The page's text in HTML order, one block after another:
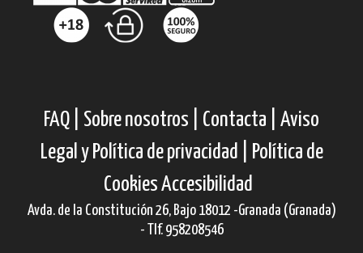
FAQ | Sobre nosotros | Contacta |
Aviso
Legal y Política de privacidad |
Política de
CookiesAccesibilidad
Avda. de la Constitución 26, Bajo 18012 -Granada (Granada)
- Tlf. 958208546